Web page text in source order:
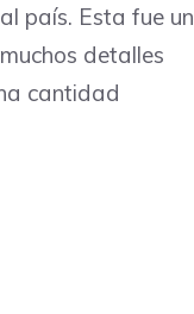
país. Esta fue
detalles
cantidad